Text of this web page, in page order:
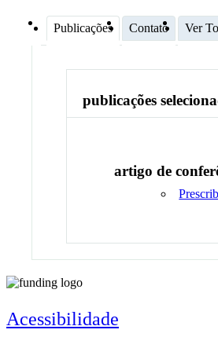
Publicações Contato Ver
publicações
artigo de
Acessibilidade